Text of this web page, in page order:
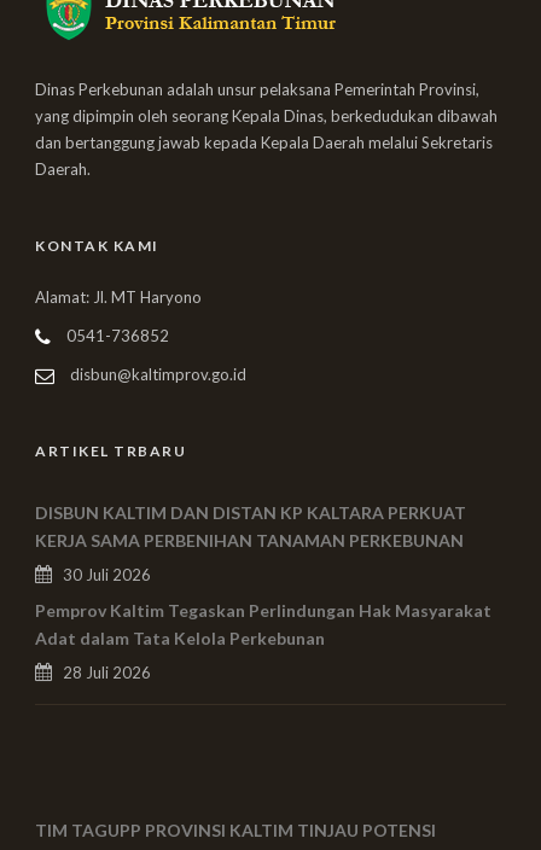
Dinas Perkebunan adalah unsur pelaksana Pemerintah Provinsi,
yang dipimpin oleh seorang Kepala Dinas, berkedudukan dibawah
dan bertanggung jawab kepada Kepala Daerah melalui Sekretaris
Daerah.
KONTAK KAMI
Alamat: Jl. MT Haryono
0541-736852
disbun@kaltimprov.go.id
ARTIKEL TRBARU
DISBUN KALTIM DAN DISTAN KP KALTARA PERKUAT
KERJA SAMA PERBENIHAN TANAMAN PERKEBUNAN
30 Juli 2026
Pemprov Kaltim Tegaskan Perlindungan Hak Masyarakat
Adat dalam Tata Kelola Perkebunan
28 Juli 2026
TIM TAGUPP PROVINSI KALTIM TINJAU POTENSI